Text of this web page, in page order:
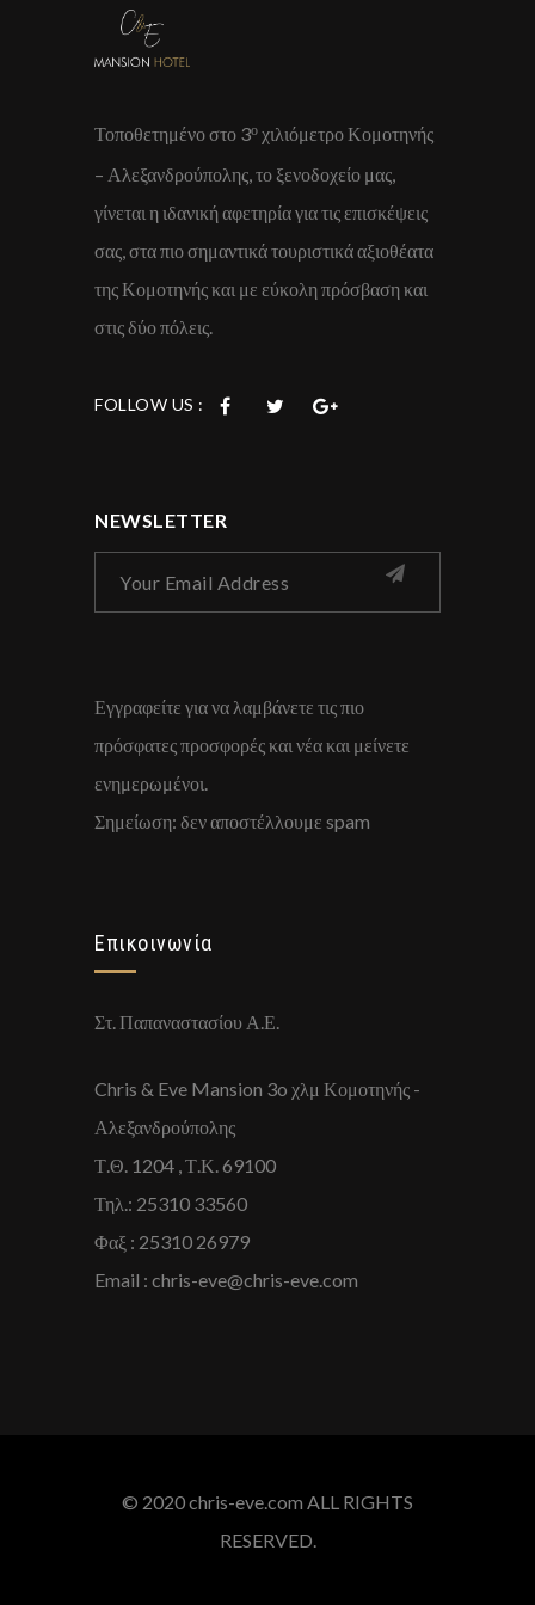
Τοποθετημένο στο 3ο χιλιόμετρο Κομοτηνής
– Αλεξανδρούπολης, το ξενοδοχείο μας,
γίνεται η ιδανική αφετηρία για τις επισκέψεις
σας, στα πιο σημαντικά τουριστικά αξιοθέατα
της Κομοτηνής και με εύκολη πρόσβαση και
στις δύο πόλεις.
FOLLOW US :
NEWSLETTER
Εγγραφείτε για να λαμβάνετε τις πιο
πρόσφατες προσφορές και νέα και μείνετε
ενημερωμένοι.
Σημείωση: δεν αποστέλλουμε spam
Επικοινωνία
Στ. Παπαναστασίου Α.Ε.
Chris & Eve Mansion 3o χλμ Κομοτηνής -
Αλεξανδρούπολης
Τ.Θ. 1204 , Τ.Κ. 69100
Τηλ.: 25310 33560
Φαξ : 25310 26979
Email : chris-eve@chris-eve.com
© 2020 chris-eve.com ALL RIGHTS
RESERVED.